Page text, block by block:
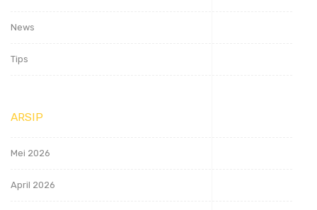
News
Tips
ARSIP
Mei 2026
April 2026